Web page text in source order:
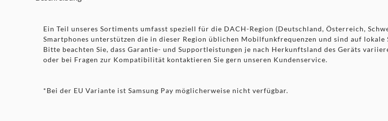
Ein Teil unseres Sortiments umfasst speziell für die DACH-Region (Deutschland, Österreich,
Smartphones unterstützen die in dieser Region üblichen Mobilfunkfrequenzen und sind auf
Bitte beachten Sie, dass Garantie- und Supportleistungen je nach Herkunftsland des Geräts
oder bei Fragen zur Kompatibilität kontaktieren Sie gern unseren Kundenservice.
*Bei der EU Variante ist Samsung Pay möglicherweise nicht verfügbar.